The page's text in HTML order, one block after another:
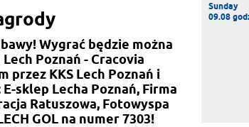
Wygrać będzie można
Poznań - Cracovia
przez KKS Lech Poznań i
sklep Lecha Poznań, Firma
Ratuszowa, Fotowyspa
GOL na numer 7303!
Sunday
09.08